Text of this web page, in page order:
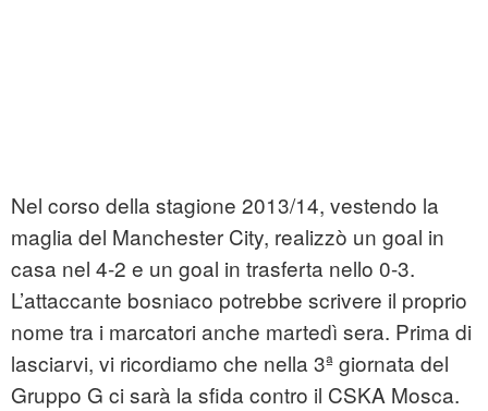
Nel corso della stagione 2013/14, vestendo la
maglia del Manchester City, realizzò un goal in
casa nel 4-2 e un goal in trasferta nello 0-3.
L’attaccante bosniaco potrebbe scrivere il proprio
nome tra i marcatori anche martedì sera. Prima di
lasciarvi, vi ricordiamo che nella 3ª giornata del
Gruppo G ci sarà la sfida contro il CSKA Mosca.